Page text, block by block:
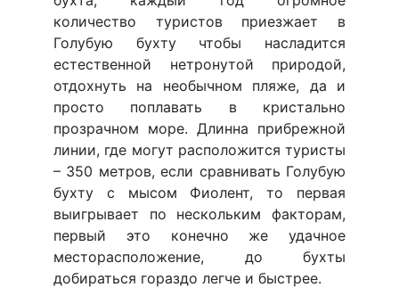
количество туристов приезжает в
Голубую бухту чтобы насладится
естественной нетронутой природой,
отдохнуть на необычном пляже, да и
просто поплавать в кристально
прозрачном море. Длинна прибрежной
линии, где могут расположится туристы
– 350 метров, если сравнивать Голубую
бухту с мысом Фиолент, то первая
выигрывает по нескольким факторам,
первый это конечно же удачное
месторасположение, до бухты
добираться гораздо легче и быстрее.